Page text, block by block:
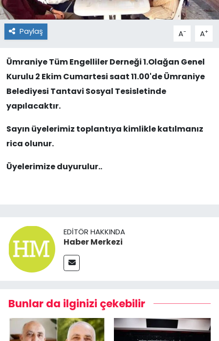
Paylaş A- A+
Ümraniye Tüm Engelliler Derneği 1.Olağan Genel
Kurulu 2 Ekim Cumartesi saat 11.00'de Ümraniye
Belediyesi Tantavi Sosyal Tesisletinde
yapılacaktır.
Sayın üyelerimiz toplantıya kimlikle katılmanız
rica olunur.
Üyelerimize duyurulur..
EDITÖR HAKKINDA
Haber Merkezi
Bunlar da ilginizi çekebilir